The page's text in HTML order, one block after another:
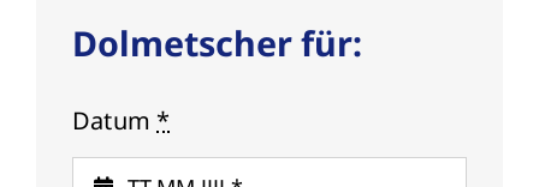
Dolmetscher für:
Datum *